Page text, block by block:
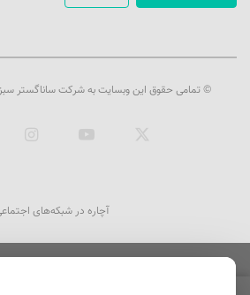
© تمامی حقوق این وبسایت به شرکت ساناگستر سبز
یوتیوب
آچاره در شبکه‌های